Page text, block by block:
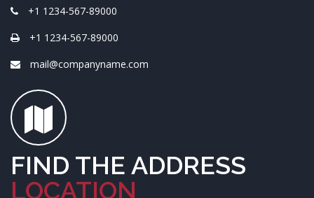
+1 1234-567-89000
+1 1234-567-89000
mail@companyname.com
FIND THE ADDRESS
LOCATION